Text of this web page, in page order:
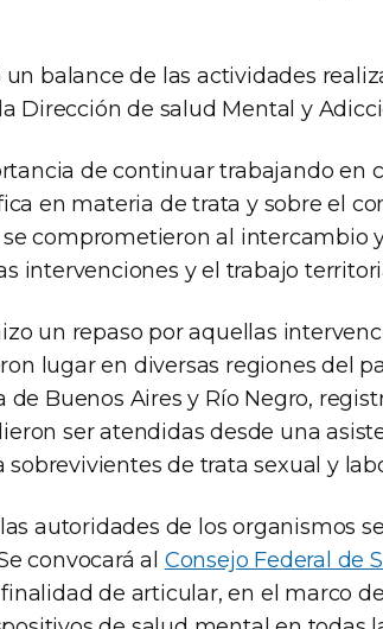
balance de las actividades
Dirección de salud Mental y
de continuar trabajando en
en materia de trata y sobre el
comprometieron al intercambio
intervenciones y el trabajo
un repaso por aquellas
lugar en diversas regiones del
de Buenos Aires y Río Negro,
ser atendidas desde una
de trata sexual y
autoridades de los organismos
convocará al Consejo Federal de
de articular, en el marco